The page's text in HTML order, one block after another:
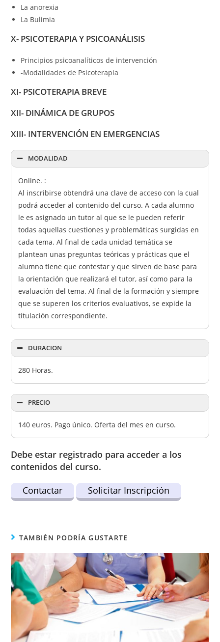
La anorexia
La Bulimia
X- PSICOTERAPIA Y PSICOANÁLISIS
Principios psicoanalíticos de intervención
-Modalidades de Psicoterapia
XI- PSICOTERAPIA BREVE
XII- DINÁMICA DE GRUPOS
XIII- INTERVENCIÓN EN EMERGENCIAS
MODALIDAD
Online. :
Al inscribirse obtendrá una clave de acceso con la cual
podrá acceder al contenido del curso. A cada alumno
le es asignado un tutor al que se le pueden referir
todas aquellas cuestiones y problemáticas surgidas en
cada tema. Al final de cada unidad temática se
plantean unas preguntas teóricas y prácticas que el
alumno tiene que contestar y que sirven de base para
la orientación que realizará el tutor, así como para la
evaluación del tema. Al final de la formación y siempre
que se superen los criterios evaluativos, se expide la
titulación correspondiente.
DURACION
280 Horas.
PRECIO
140 euros. Pago único. Oferta del mes en curso.
Debe estar registrado para acceder a los
contenidos del curso.
Contactar
Solicitar Inscripción
TAMBIÉN PODRÍA GUSTARTE